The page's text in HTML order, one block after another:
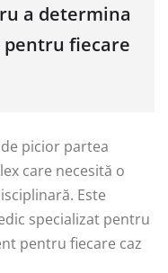
a determina
fiecare
picior partea
care necesită o
Este
specializat pentru
pentru fiecare caz